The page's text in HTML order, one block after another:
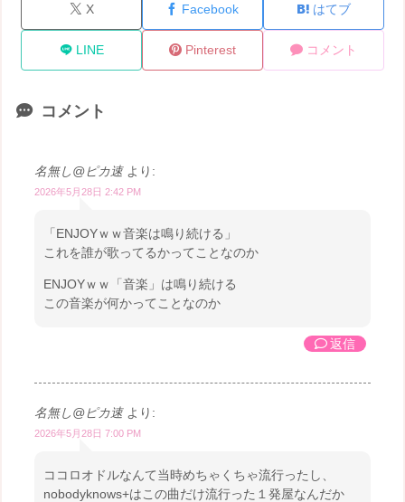
X Facebook はてブ
LINE Pinterest コメント
コメント
名無し@ピカ速 より:
2026年5月28日 2:42 PM
「ENJOYｗｗ音楽は鳴り続ける」
これを誰が歌ってるかってことなのか
ENJOYｗｗ「音楽」は鳴り続ける
この音楽が何かってことなのか
返信
名無し@ピカ速 より:
2026年5月28日 7:00 PM
ココロオドルなんて当時めちゃくちゃ流行ったし、
nobodyknows+はこの曲だけ流行った１発屋なんだか